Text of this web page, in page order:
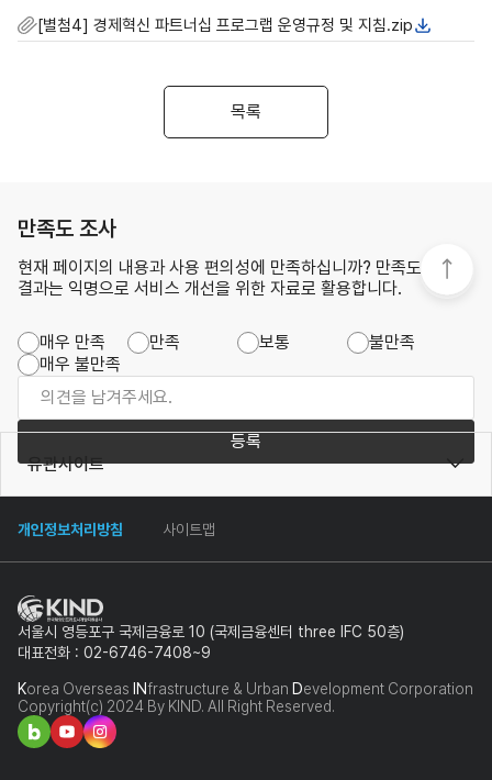
[별첨4] 경제혁신 파트너십 프로그랩 운영규정 및 지침.zip
목록
만족도 조사
현재 페이지의 내용과 사용 편의성에 만족하십니까? 만족도 조사
결과는 익명으로 서비스 개선을 위한 자료로 활용합니다.
매우 만족 만족 보통
불만족
매우 불만족
등록
개인정보처리방침 사이트맵
유관사이트
서울시 영등포구 국제금융로 10 (국제금융센터 three IFC 50층)
대표전화 : 02-6746-7408~9
Korea Overseas INfrastructure & Urban Development Corporation
Copyright(c) 2024 By KIND. All Right Reserved.